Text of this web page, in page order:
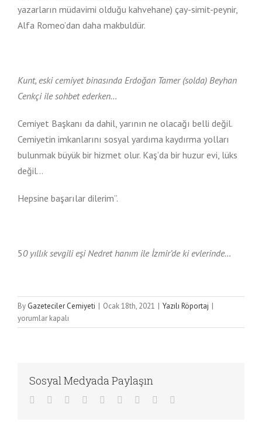
yazarların müdavimi olduğu kahvehane) çay-simit-peynir,
Alfa Romeo’dan daha makbuldür.
Kunt, eski cemiyet binasında Erdoğan Tamer (solda) Beyhan
Cenkçi ile sohbet ederken…
Cemiyet Başkanı da dahil, yarının ne olacağı belli değil.
Cemiyetin imkanlarını sosyal yardıma kaydırma yolları
bulunmak büyük bir hizmet olur. Kaş’da bir huzur evi, lüks
değil…
Hepsine başarılar dilerim”.
50 yıllık sevgili eşi Nedret hanım ile İzmir’de ki evlerinde…
By Gazeteciler Cemiyeti | Ocak 18th, 2021 | Yazılı Röportaj |
(1920
yorumlar kapalı
Sosyal Medyada Paylaşın
Facebook
TwitterLinkedIn
Reddit WhatsApp
TumblrPinterest